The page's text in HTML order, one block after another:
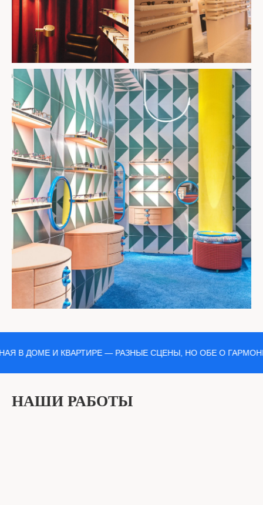
ДОМЕ И КВАРТИРЕ — РАЗНЫЕ СЦЕНЫ, НО ОБЕ О ГАРМОНИИ
НАШИ РАБОТЫ